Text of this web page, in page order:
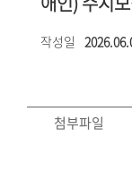
작성일
첨부파일